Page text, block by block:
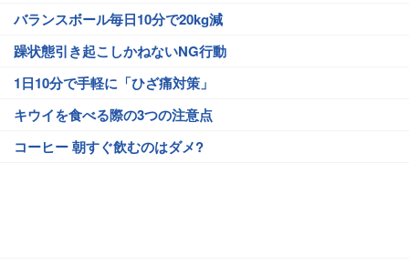
バランスボール毎日10分で20kg減
躁状態引き起こしかねないNG行動
1日10分で手軽に「ひざ痛対策」
キウイを食べる際の3つの注意点
コーヒー 朝すぐ飲むのはダメ?